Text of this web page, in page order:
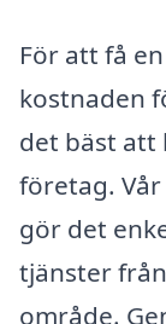
För att få
kostnaden
det bäst att
företag.
gör det
tjänster
område.